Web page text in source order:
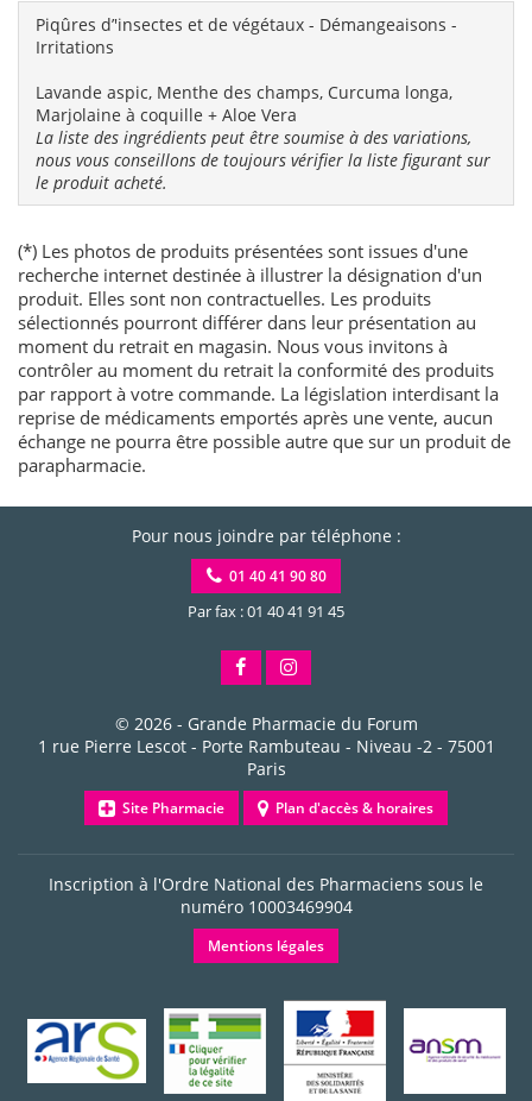
Piqûres d’'insectes et de végétaux - Démangeaisons -
Irritations
Lavande aspic, Menthe des champs, Curcuma longa,
Marjolaine à coquille + Aloe Vera
La liste des ingrédients peut être soumise à des variations,
nous vous conseillons de toujours vérifier la liste figurant sur
le produit acheté.
(*) Les photos de produits présentées sont issues d'une
recherche internet destinée à illustrer la désignation d'un
produit. Elles sont non contractuelles. Les produits
sélectionnés pourront différer dans leur présentation au
moment du retrait en magasin. Nous vous invitons à
contrôler au moment du retrait la conformité des produits
par rapport à votre commande. La législation interdisant la
reprise de médicaments emportés après une vente, aucun
échange ne pourra être possible autre que sur un produit de
parapharmacie.
Pour nous joindre par téléphone :
01 40 41 90 80
Par fax : 01 40 41 91 45
© 2026 - Grande Pharmacie du Forum
1 rue Pierre Lescot - Porte Rambuteau - Niveau -2- 75001
Paris
Site Pharmacie Plan d'accès & horaires
Inscription à l'Ordre National des Pharmaciens sous le
numéro 10003469904
Mentions légales